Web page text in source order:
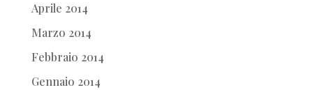
Aprile 2014
Marzo 2014
Febbraio 2014
Gennaio 2014